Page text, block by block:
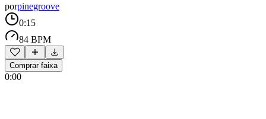
porpinegroove
0:15
84 BPM
Comprar faixa
0:00